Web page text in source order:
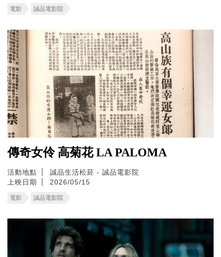
電影 誠品電影院
傳奇女伶 高菊花 LA PALOMA
活動地點
誠品生活松菸 - 誠品電影院
上映日期
2026/05/15
電影 誠品電影院